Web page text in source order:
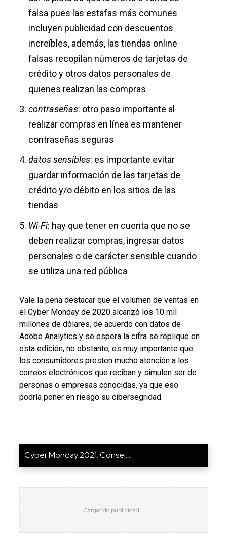
falsa pues las estafas más comunes
incluyen publicidad con descuentos
increíbles, además, las tiendas online
falsas recopilan números de tarjetas de
crédito y otros datos personales de
quienes realizan las compras
contraseñas: otro paso importante al
realizar compras en línea es mantener
contraseñas seguras
datos sensibles: es importante evitar
guardar información de las tarjetas de
crédito y/o débito en los sitios de las
tiendas
Wi-Fi: hay que tener en cuenta que no se
deben realizar compras, ingresar datos
personales o de carácter sensible cuando
se utiliza una red pública
Vale la pena destacar que el volumen de ventas en
el Cyber Monday de 2020 alcanzó los 10 mil
millones de dólares, de acuerdo con datos de
Adobe Analytics y se espera la cifra se replique en
esta edición, no obstante, es muy importante que
los consumidores presten mucho atención a los
correos electrónicos que reciban y simulen ser de
personas o empresas conocidas, ya que eso
podría poner en riesgo su cibersegridad.
Cyber Monday 2021: Consej...